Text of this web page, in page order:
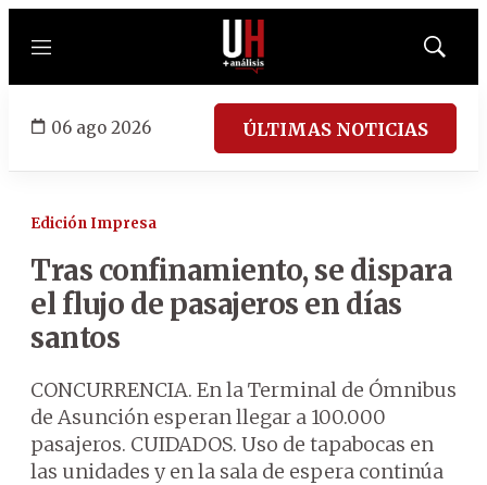
Menú
Mostrar
06 ago 2026 ÚLTIMAS NOTICIAS
Edición Impresa
Tras confinamiento, se dispara
el flujo de pasajeros en días
santos
CONCURRENCIA. En la Terminal de Ómnibus
de Asunción esperan llegar a 100.000
pasajeros. CUIDADOS. Uso de tapabocas en
las unidades y en la sala de espera continúa